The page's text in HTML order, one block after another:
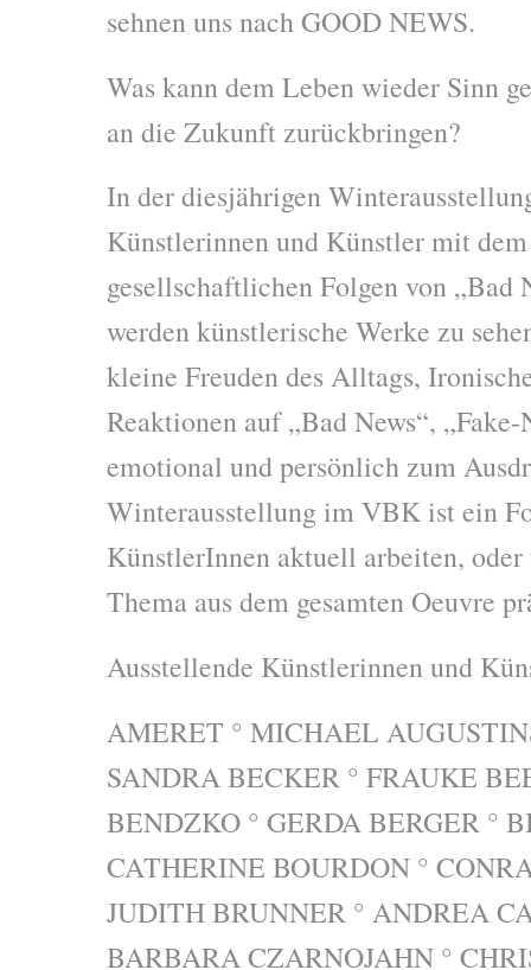
sehnen uns nach GOOD NEWS.
Was kann dem Leben wieder Sinn
an die Zukunft zurückbringen?
In der diesjährigen
Künstlerinnen und Künstler mit
gesellschaftlichen Folgen von „Bad
werden künstlerische Werke zu
kleine Freuden des Alltags,
Reaktionen auf „Bad News“,
emotional und persönlich zum
Winterausstellung im VBK ist ein
KünstlerInnen aktuell arbeiten,
Thema aus dem gesamten Oeuvre
Ausstellende Künstlerinnen und
AMERET ° MICHAEL
SANDRA BECKER ° FRAUKE
BENDZKO ° GERDA BERGER °
CATHERINE BOURDON °
JUDITH BRUNNER ° ANDREA
BARBARA CZARNOJAHN °